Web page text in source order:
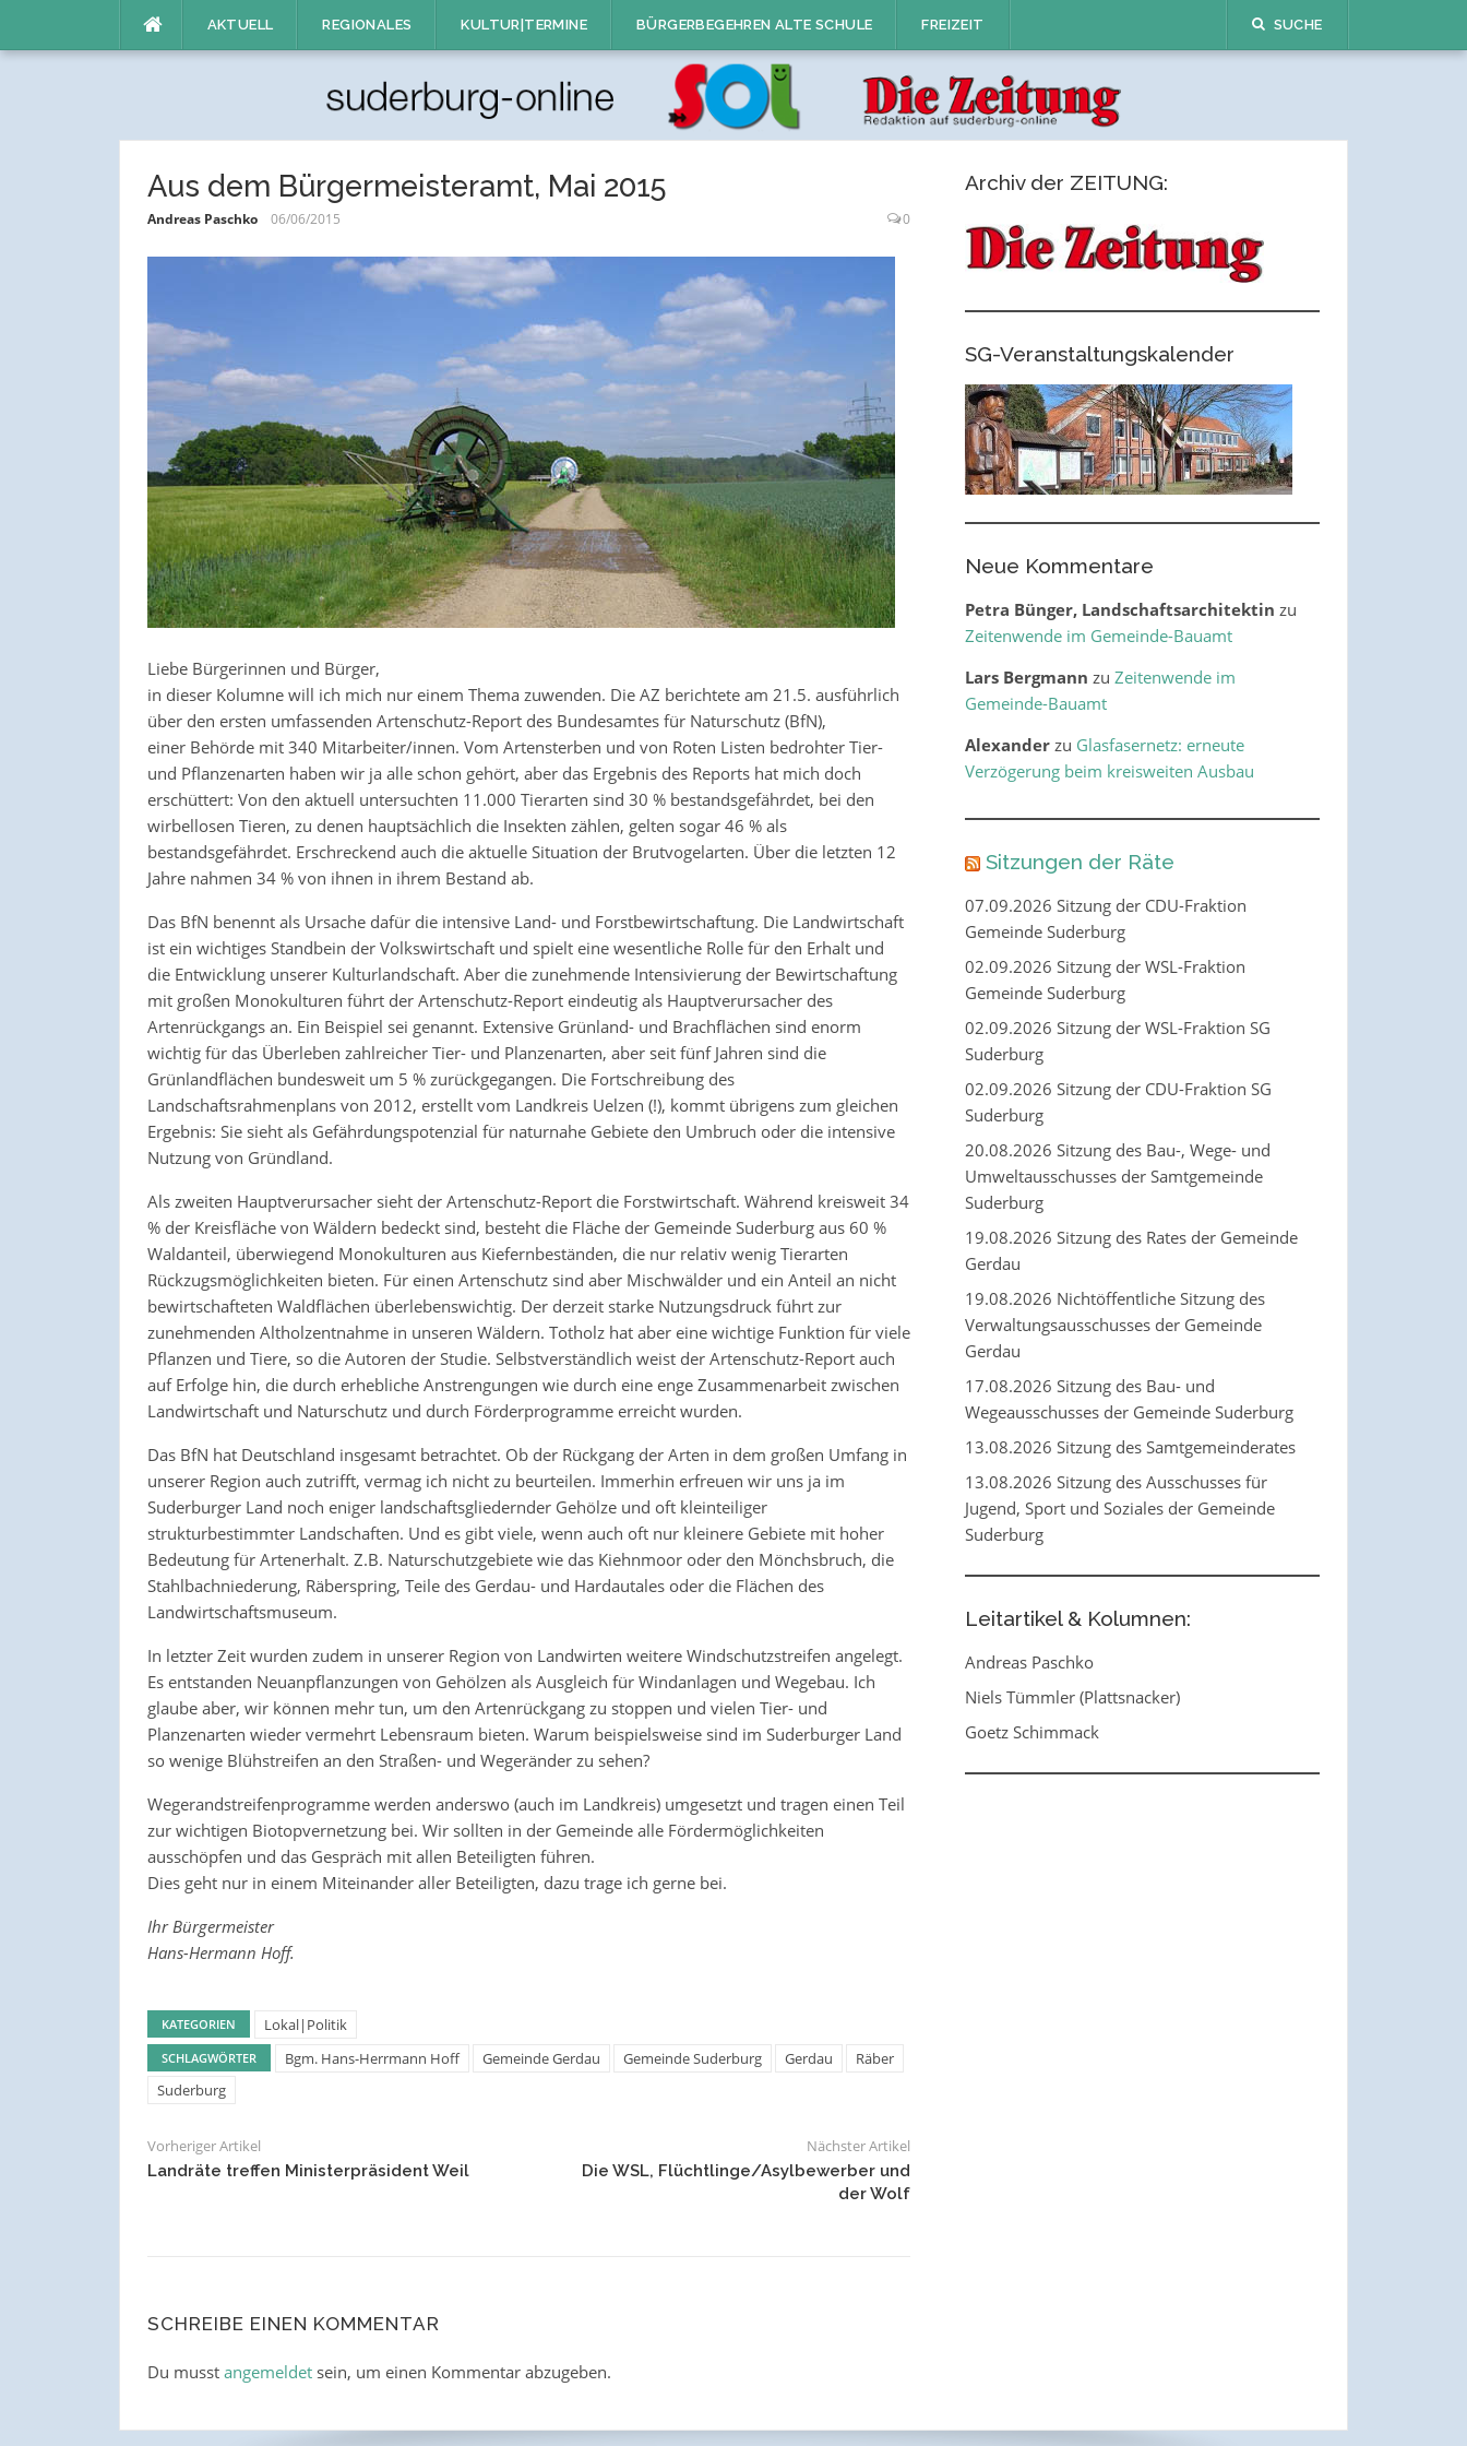
AKTUELL REGIONALES KULTUR|TERMINE BÜRGERBEGEHREN ALTE SCHULE FREIZEIT SUCHE
Aus dem Bürgermeisteramt, Mai 2015
Andreas Paschko 06/06/2015 0
Liebe Bürgerinnen und Bürger,
in dieser Kolumne will ich mich nur einem Thema zuwenden. Die AZ berichtete am 21.5. ausführlich
über den ersten umfassenden Artenschutz-Report des Bundesamtes für Naturschutz (BfN),
einer Behörde mit 340 Mitarbeiter/innen. Vom Artensterben und von Roten Listen bedrohter Tier-
und Pflanzenarten haben wir ja alle schon gehört, aber das Ergebnis des Reports hat mich doch
erschüttert: Von den aktuell untersuchten 11.000 Tierarten sind 30 % bestandsgefährdet, bei den
wirbellosen Tieren, zu denen hauptsächlich die Insekten zählen, gelten sogar 46 % als
bestandsgefährdet. Erschreckend auch die aktuelle Situation der Brutvogelarten. Über die letzten 12
Jahre nahmen 34 % von ihnen in ihrem Bestand ab.
Das BfN benennt als Ursache dafür die intensive Land- und Forstbewirtschaftung. Die Landwirtschaft
ist ein wichtiges Standbein der Volkswirtschaft und spielt eine wesentliche Rolle für den Erhalt und
die Entwicklung unserer Kulturlandschaft. Aber die zunehmende Intensivierung der Bewirtschaftung
mit großen Monokulturen führt der Artenschutz-Report eindeutig als Hauptverursacher des
Artenrückgangs an. Ein Beispiel sei genannt. Extensive Grünland- und Brachflächen sind enorm
wichtig für das Überleben zahlreicher Tier- und Planzenarten, aber seit fünf Jahren sind die
Grünlandflächen bundesweit um 5 % zurückgegangen. Die Fortschreibung des
Landschaftsrahmenplans von 2012, erstellt vom Landkreis Uelzen (!), kommt übrigens zum gleichen
Ergebnis: Sie sieht als Gefährdungspotenzial für naturnahe Gebiete den Umbruch oder die intensive
Nutzung von Gründland.
Als zweiten Hauptverursacher sieht der Artenschutz-Report die Forstwirtschaft. Während kreisweit 34
% der Kreisfläche von Wäldern bedeckt sind, besteht die Fläche der Gemeinde Suderburg aus 60 %
Waldanteil, überwiegend Monokulturen aus Kiefernbeständen, die nur relativ wenig Tierarten
Rückzugsmöglichkeiten bieten. Für einen Artenschutz sind aber Mischwälder und ein Anteil an nicht
bewirtschafteten Waldflächen überlebenswichtig. Der derzeit starke Nutzungsdruck führt zur
zunehmenden Altholzentnahme in unseren Wäldern. Totholz hat aber eine wichtige Funktion für viele
Pflanzen und Tiere, so die Autoren der Studie. Selbstverständlich weist der Artenschutz-Report auch
auf Erfolge hin, die durch erhebliche Anstrengungen wie durch eine enge Zusammenarbeit zwischen
Landwirtschaft und Naturschutz und durch Förderprogramme erreicht wurden.
Das BfN hat Deutschland insgesamt betrachtet. Ob der Rückgang der Arten in dem großen Umfang in
unserer Region auch zutrifft, vermag ich nicht zu beurteilen. Immerhin erfreuen wir uns ja im
Suderburger Land noch eniger landschaftsgliedernder Gehölze und oft kleinteiliger
strukturbestimmter Landschaften. Und es gibt viele, wenn auch oft nur kleinere Gebiete mit hoher
Bedeutung für Artenerhalt. Z.B. Naturschutzgebiete wie das Kiehnmoor oder den Mönchsbruch, die
Stahlbachniederung, Räberspring, Teile des Gerdau- und Hardautales oder die Flächen des
Landwirtschaftsmuseum.
In letzter Zeit wurden zudem in unserer Region von Landwirten weitere Windschutzstreifen angelegt.
Es entstanden Neuanpflanzungen von Gehölzen als Ausgleich für Windanlagen und Wegebau. Ich
glaube aber, wir können mehr tun, um den Artenrückgang zu stoppen und vielen Tier- und
Planzenarten wieder vermehrt Lebensraum bieten. Warum beispielsweise sind im Suderburger Land
so wenige Blühstreifen an den Straßen- und Wegeränder zu sehen?
Wegerandstreifenprogramme werden anderswo (auch im Landkreis) umgesetzt und tragen einen Teil
zur wichtigen Biotopvernetzung bei. Wir sollten in der Gemeinde alle Fördermöglichkeiten
ausschöpfen und das Gespräch mit allen Beteiligten führen.
Dies geht nur in einem Miteinander aller Beteiligten, dazu trage ich gerne bei.
Ihr Bürgermeister
Hans-Hermann Hoff.
KATEGORIEN Lokal|Politik
SCHLAGWÖRTER Bgm. Hans-Herrmann Hoff Gemeinde Gerdau Gemeinde Suderburg Gerdau
Räber
Suderburg
Vorheriger Artikel
Landräte treffen Ministerpräsident Weil
Nächster Artikel
Die WSL, Flüchtlinge/Asylbewerber und
der Wolf
SCHREIBE EINEN KOMMENTAR
Du musst angemeldetsein, um einen Kommentar abzugeben.
Archiv der ZEITUNG:
SG-Veranstaltungskalender
Neue Kommentare
Petra Bünger, Landschaftsarchitektin zu
Zeitenwende im Gemeinde-Bauamt
Lars Bergmann zu Zeitenwende im
Gemeinde-Bauamt
Alexanderzu Glasfasernetz: erneute
Verzögerung beim kreisweiten Ausbau
Sitzungen der Räte
07.09.2026 Sitzung der CDU-Fraktion
Gemeinde Suderburg
02.09.2026 Sitzung der WSL-Fraktion
Gemeinde Suderburg
02.09.2026 Sitzung der WSL-Fraktion SG
Suderburg
02.09.2026 Sitzung der CDU-Fraktion SG
Suderburg
20.08.2026 Sitzung des Bau-, Wege- und
Umweltausschusses der Samtgemeinde
Suderburg
19.08.2026 Sitzung des Rates der Gemeinde
Gerdau
19.08.2026 Nichtöffentliche Sitzung des
Verwaltungsausschusses der Gemeinde
Gerdau
17.08.2026 Sitzung des Bau- und
Wegeausschusses der Gemeinde Suderburg
13.08.2026 Sitzung des Samtgemeinderates
13.08.2026 Sitzung des Ausschusses für
Jugend, Sport und Soziales der Gemeinde
Suderburg
Leitartikel & Kolumnen:
Andreas Paschko
Niels Tümmler (Plattsnacker)
Goetz Schimmack